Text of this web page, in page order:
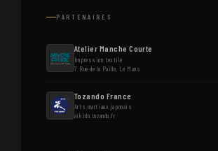
PARTENAIRES
Atelier Manche Courte
Impression textile
7 Rue de la Paille, Le Mans
Tozando France
Arts martiaux japonais
aikido.tozando.fr